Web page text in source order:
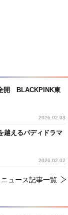
開 BLACKPINK東
2026.02.03
えるバディドラマ
2026.02.02
ニュース記事一覧